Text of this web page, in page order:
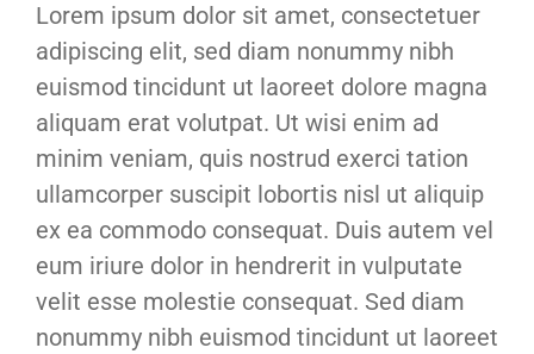
Lorem ipsum dolor sit amet, consectetuer
adipiscing elit, sed diam nonummy nibh
euismod tincidunt ut laoreet dolore magna
aliquam erat volutpat. Ut wisi enim ad
minim veniam, quis nostrud exerci tation
ullamcorper suscipit lobortis nisl ut aliquip
ex ea commodo consequat. Duis autem vel
eum iriure dolor in hendrerit in vulputate
velit esse molestie consequat. Sed diam
nonummy nibh euismod tincidunt ut laoreet